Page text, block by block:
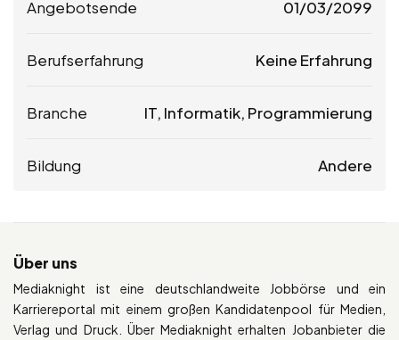
Angebotsende 01/03/2099
Berufserfahrung Keine Erfahrung
Branche IT, Informatik, Programmierung
Bildung Andere
Über uns
Mediaknight ist eine deutschlandweite Jobbörse und ein
Karriereportal mit einem großen Kandidatenpool für Medien,
Verlag und Druck. Über Mediaknight erhalten Jobanbieter die